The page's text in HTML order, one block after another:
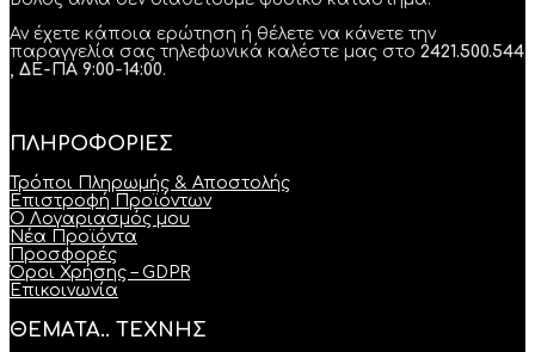
Αν έχετε κάποια ερώτηση ή θέλετε να κάνετε την
παραγγελία σας τηλεφωνικά καλέστε μας στο 2421.500.544
, ΔΕ-ΠΑ 9:00-14:00.
ΠΛΗΡΟΦΟΡΙΕΣ
Τρόποι Πληρωμής & Αποστολής
Επιστροφή Προϊόντων
Ο Λογαριασμός μου
Νέα Προϊόντα
Προσφορές
Όροι Χρήσης – GDPR
Επικοινωνία
ΘΕΜΑΤΑ.. ΤΕΧΝΗΣ